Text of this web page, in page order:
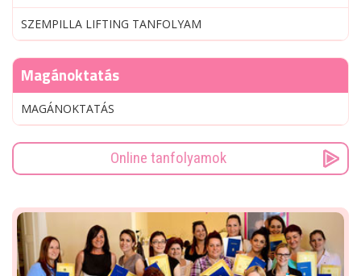
SZEMPILLA LIFTING TANFOLYAM
Magánoktatás
MAGÁNOKTATÁS
Online tanfolyamok